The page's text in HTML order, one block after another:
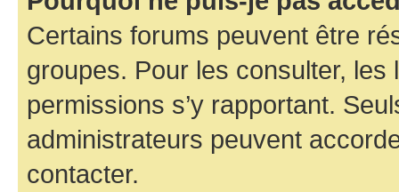
Certains forums peuvent être
groupes. Pour les consulter,
permissions s’y rapportant.
administrateurs peuvent
contacter.